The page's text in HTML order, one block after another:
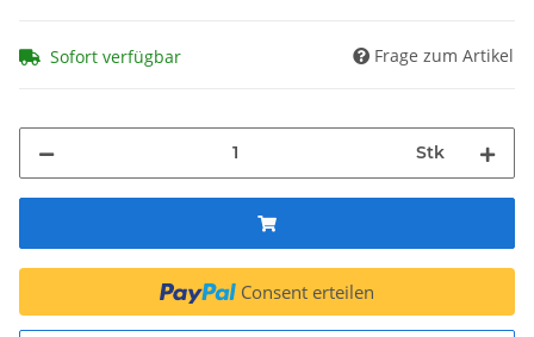
Sofort verfügbar Frage zum Artikel
Stk
Consent erteilen